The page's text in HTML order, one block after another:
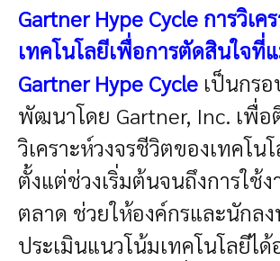
Gartner Hype Cycle การวิเค
เทคโนโลยีเพื่อการตัดสินใจที่
Gartner Hype Cycle เป็นกร
พัฒนาโดย Gartner, Inc. เพื่
วิเคราะห์วงจรชีวิตของเทคโน
ตั้งแต่ช่วงเริ่มต้นจนถึงการใช้ง
ตลาด ช่วยให้องค์กรและนักล
ประเมินแนวโน้มเทคโนโลยีไ